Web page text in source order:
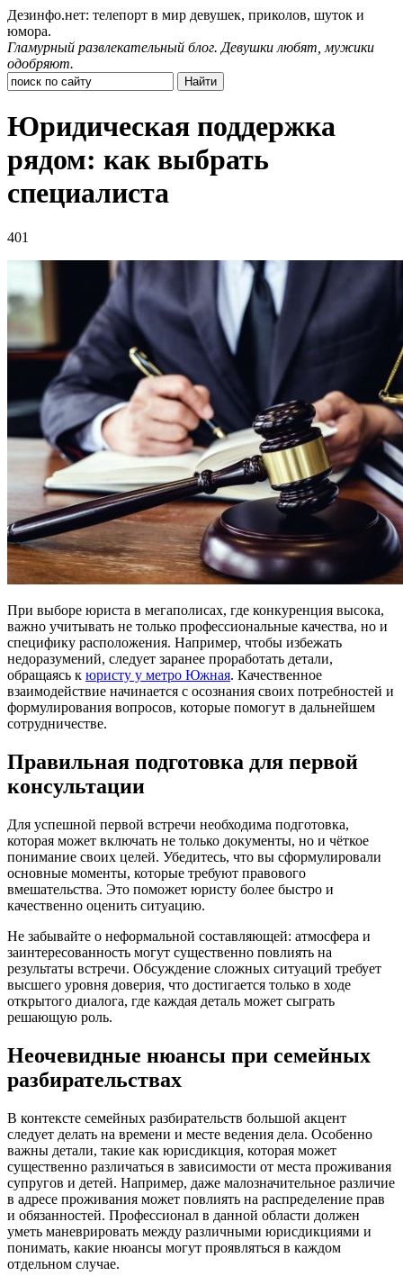
Дезинфо.нет: телепорт в мир девушек, приколов, шуток и
юмора.
Гламурный развлекательный блог. Девушки любят, мужики
одобряют.
Юридическая поддержка
рядом: как выбрать
специалиста
401
При выборе юриста в мегаполисах, где конкуренция высока,
важно учитывать не только профессиональные качества, но и
специфику расположения. Например, чтобы избежать
недоразумений, следует заранее проработать детали,
обращаясь к юристу у метро Южная. Качественное
взаимодействие начинается с осознания своих потребностей и
формулирования вопросов, которые помогут в дальнейшем
сотрудничестве.
Правильная подготовка для первой
консультации
Для успешной первой встречи необходима подготовка,
которая может включать не только документы, но и чёткое
понимание своих целей. Убедитесь, что вы сформулировали
основные моменты, которые требуют правового
вмешательства. Это поможет юристу более быстро и
качественно оценить ситуацию.
Не забывайте о неформальной составляющей: атмосфера и
заинтересованность могут существенно повлиять на
результаты встречи. Обсуждение сложных ситуаций требует
высшего уровня доверия, что достигается только в ходе
открытого диалога, где каждая деталь может сыграть
решающую роль.
Неочевидные нюансы при семейных
разбирательствах
В контексте семейных разбирательств большой акцент
следует делать на времени и месте ведения дела. Особенно
важны детали, такие как юрисдикция, которая может
существенно различаться в зависимости от места проживания
супругов и детей. Например, даже малозначительное различие
в адресе проживания может повлиять на распределение прав
и обязанностей. Профессионал в данной области должен
уметь маневрировать между различными юрисдикциями и
понимать, какие нюансы могут проявляться в каждом
отдельном случае.